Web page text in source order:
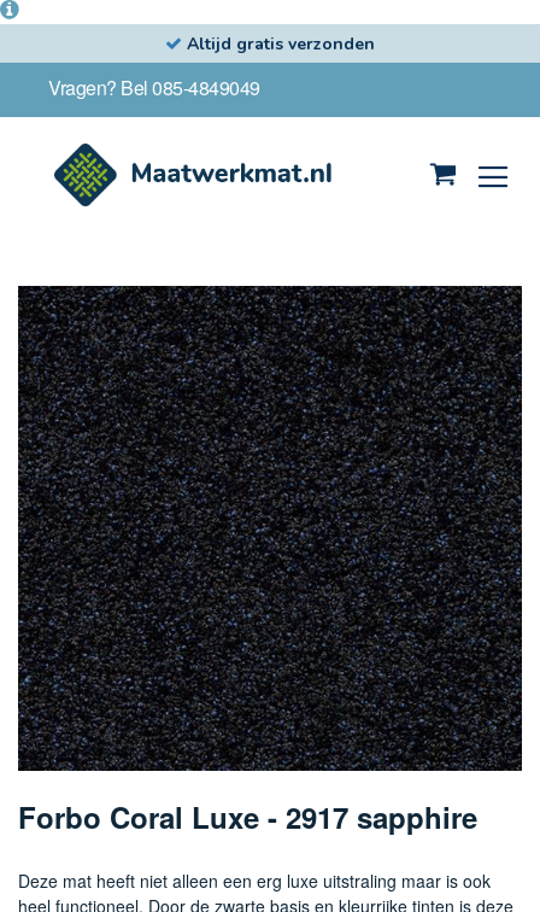
Altijd gratis verzonden
Vragen? Bel 085-4849049
Ga
naar
het
einde
van
de
afbeeldingen-
gallerij
naar
het
van
de
Forbo Coral Luxe - 2917 sapphire
Deze mat heeft niet alleen een erg luxe uitstraling maar is ook
heel functioneel. Door de zwarte basis en kleurrijke tinten is deze